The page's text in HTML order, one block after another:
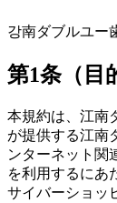
강南ダブルユー
第1条（目
本規約は、江南
が提供する江南
ンターネット関
を利用するにあ
サイバーショッ